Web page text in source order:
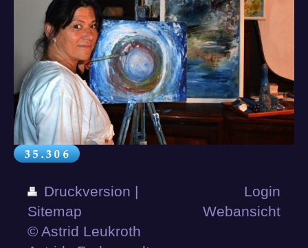
Druckversion |
Sitemap
© Astrid Leukroth
Login
Webansicht